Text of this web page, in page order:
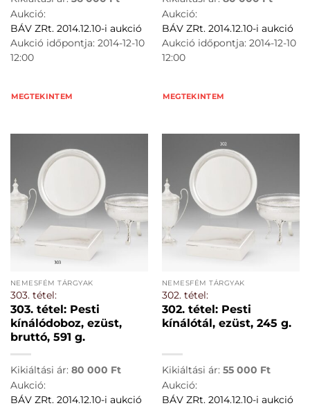
Aukció:
BÁV ZRt. 2014.12.10-i aukció
Aukció időpontja: 2014-12-10
12:00
MEGTEKINTEM
Aukció:
BÁV ZRt. 2014.12.10-i aukció
Aukció időpontja: 2014-12-10
12:00
MEGTEKINTEM
NEMESFÉM TÁRGYAK
303. tétel:
303. tétel: Pesti
kínálódoboz, ezüst,
bruttó, 591 g.
Kikiáltási ár: 80 000 Ft
Aukció:
BÁV ZRt. 2014.12.10-i aukció
NEMESFÉM TÁRGYAK
302. tétel:
302. tétel: Pesti
kínálótál, ezüst, 245 g.
Kikiáltási ár: 55 000 Ft
Aukció:
BÁV ZRt. 2014.12.10-i aukció